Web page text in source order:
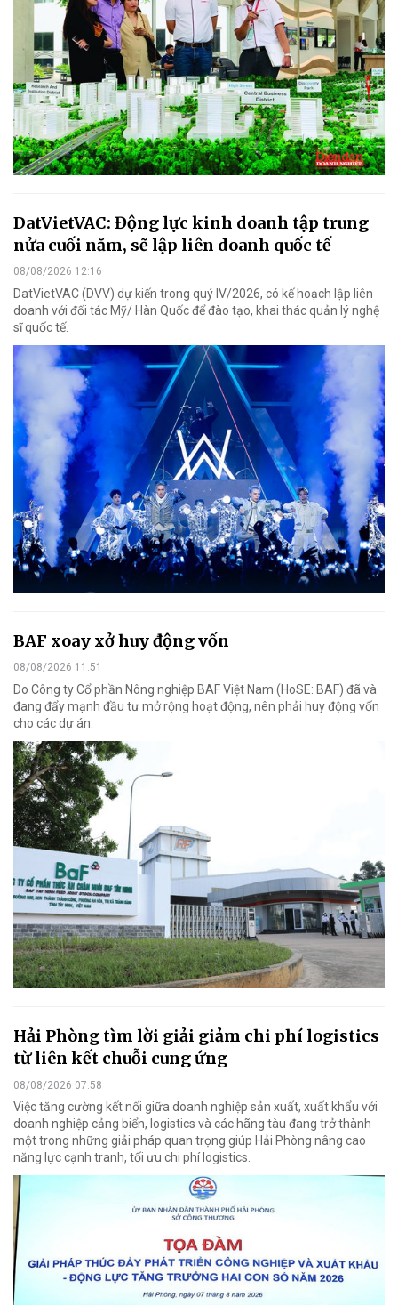
DatVietVAC: Động lực kinh doanh tập trung
nửa cuối năm, sẽ lập liên doanh quốc tế
08/08/2026 12:16
DatVietVAC (DVV) dự kiến trong quý IV/2026, có kế hoạch lập liên
doanh với đối tác Mỹ/ Hàn Quốc để đào tạo, khai thác quản lý nghệ
sĩ quốc tế.
BAF xoay xở huy động vốn
08/08/2026 11:51
Do Công ty Cổ phần Nông nghiệp BAF Việt Nam (HoSE: BAF) đã và
đang đẩy mạnh đầu tư mở rộng hoạt động, nên phải huy động vốn
cho các dự án.
Hải Phòng tìm lời giải giảm chi phí logistics
từ liên kết chuỗi cung ứng
08/08/2026 07:58
Việc tăng cường kết nối giữa doanh nghiệp sản xuất, xuất khẩu với
doanh nghiệp cảng biển, logistics và các hãng tàu đang trở thành
một trong những giải pháp quan trọng giúp Hải Phòng nâng cao
năng lực cạnh tranh, tối ưu chi phí logistics.